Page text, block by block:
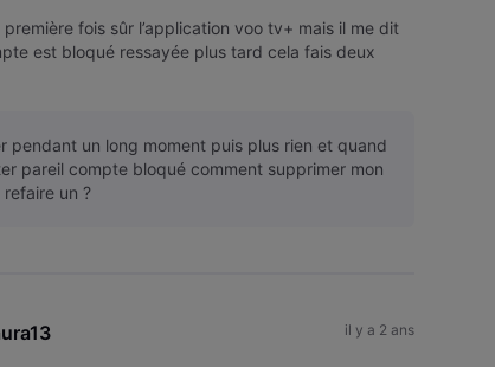
fois sûr l’application voo tv+ mais il me dit
est bloqué ressayée plus tard cela fais deux
pendant un long moment puis plus rien et quand
pareil compte bloqué comment supprimer mon
un ?
il y a 2 ans